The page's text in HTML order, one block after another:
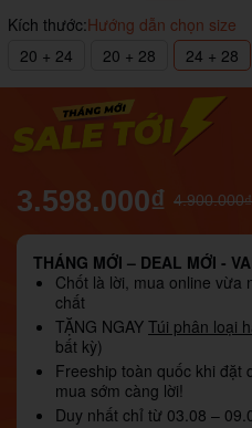
Kích thước:Hướng dẫn chọn size
20 + 24
20 + 28 24 + 28
3.598.000₫ 4.900.000₫
THÁNG MỚI – DEAL MỚI -
Chốt là lời, mua online vừa
chất
TẶNG NGAY Túi phân loại
bất kỳ)
Freeship toàn quốc khi đặt
mua sớm càng lời!
Duy nhất chỉ từ 03.08 –